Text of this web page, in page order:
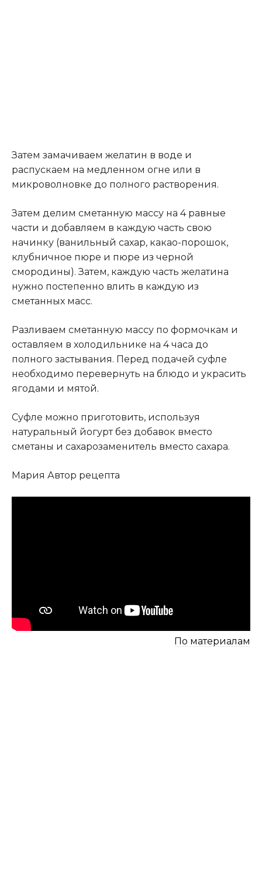
Затем замачиваем желатин в воде и
распускаем на медленном огне или в
микроволновке до полного растворения.
Затем делим сметанную массу на 4 равные
части и добавляем в каждую часть свою
начинку (ванильный сахар, какао-порошок,
клубничное пюре и пюре из черной
смородины). Затем, каждую часть желатина
нужно постепенно влить в каждую из
сметанных масс.
Разливаем сметанную массу по формочкам и
оставляем в холодильнике на 4 часа до
полного застывания. Перед подачей суфле
необходимо перевернуть на блюдо и украсить
ягодами и мятой.
Суфле можно приготовить, используя
натуральный йогурт без добавок вместо
сметаны и сахарозаменитель вместо сахара.
Мария Автор рецепта
По материалам